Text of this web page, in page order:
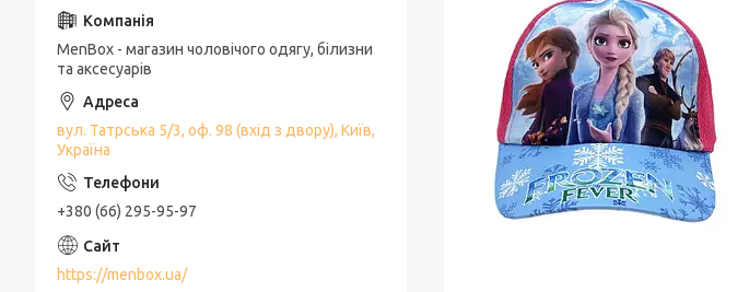
MenBox - магазин чоловічого одягу, білизни
та аксесуарів
вул. Татрська 5/3, оф. 98 (вхід з двору), Київ,
Україна
+380 (66) 295-95-97
https://menbox.ua/